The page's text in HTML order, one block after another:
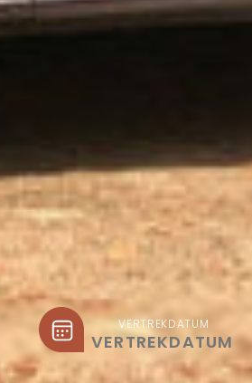
VERTREKDATUM